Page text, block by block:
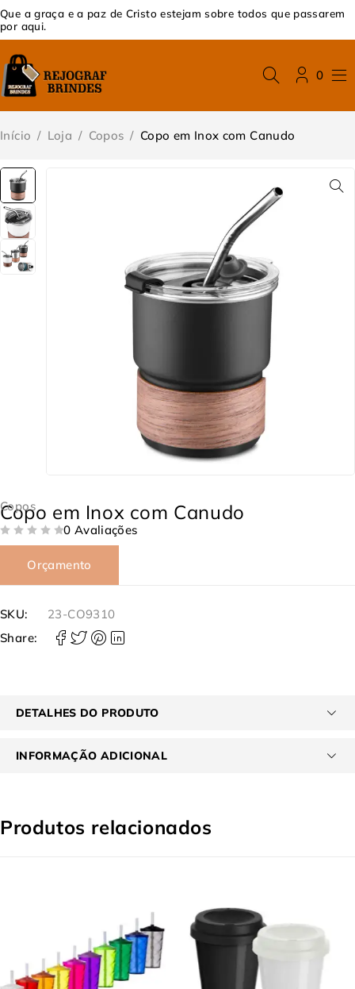
Que a graça e a paz de Cristo estejam sobre todos que passarem
por aqui.
0
Início / Loja / Copos / Copo em Inox com Canudo
Copos
Copo em Inox com Canudo
0 Avaliações
Orçamento
SKU:
23-CO9310
Share:
DETALHES DO PRODUTO
INFORMAÇÃO ADICIONAL
Produtos relacionados